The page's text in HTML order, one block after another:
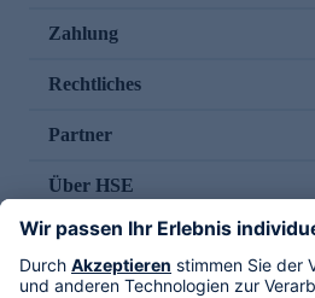
Zahlung
Rechtliches
Partner
Über HSE
Im TV
HSE International